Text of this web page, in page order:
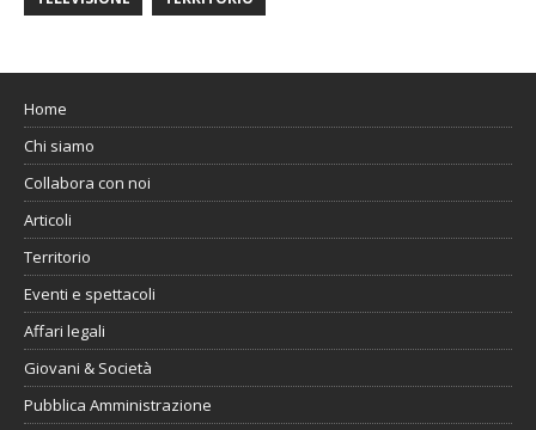
Home
Chi siamo
Collabora con noi
Articoli
Territorio
Eventi e spettacoli
Affari legali
Giovani & Società
Pubblica Amministrazione